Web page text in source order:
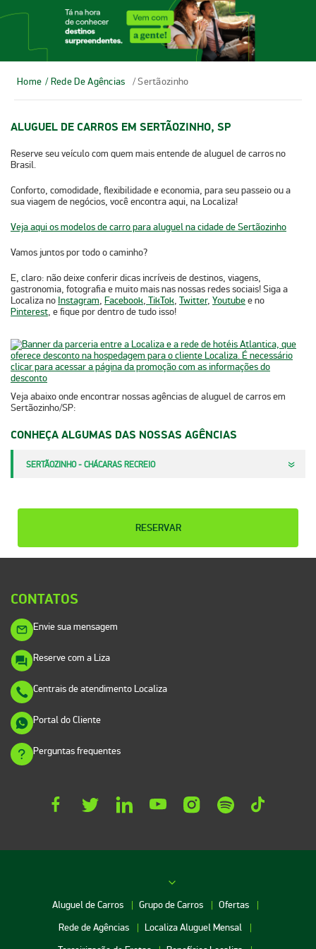
Home / Rede De Agências / Sertãozinho
ALUGUEL DE CARROS EM SERTÃOZINHO, SP
Reserve seu veículo com quem mais entende de aluguel de carros no
Brasil.
Conforto, comodidade, flexibilidade e economia, para seu passeio ou a
sua viagem de negócios, você encontra aqui, na Localiza!
Veja aqui os modelos de carro para aluguel na cidade de Sertãozinho
Vamos juntos por todo o caminho?
E, claro: não deixe conferir dicas incríveis de destinos, viagens,
gastronomia, fotografia e muito mais nas nossas redes sociais! Siga a
Localiza no Instagram, Facebook, TikTok, Twitter, Youtubee no
Pinterest, e fique por dentro de tudo isso!
Veja abaixo onde encontrar nossas agências dealuguel de carros em
Sertãozinho/SP:​​​​
CONHEÇA ALGUMAS DAS NOSSAS AGÊNCIAS
SERTÃOZINHO - CHÁCARAS RECREIO
RESERVAR
CONTATOS
Envie sua mensagem
Reserve com a Liza
Centrais de atendimento Localiza
Portal do Cliente
Perguntas frequentes
Aluguel de Carros Grupo de Carros
Ofertas
Rede de Agências
Localiza Aluguel Mensal